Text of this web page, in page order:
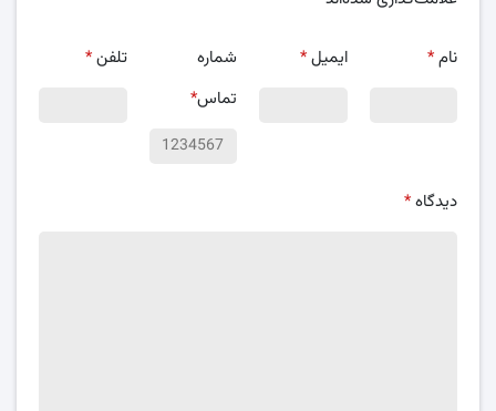
نام* ایمیل*
شماره
تماس*
تلفن*
دیدگاه*